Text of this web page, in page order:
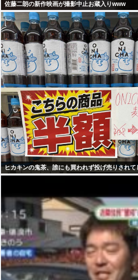
佐藤二朗の新作映画が撮影中止お蔵入りwww
ヒカキンの鬼茶、誰にも買われず投げ売りされ